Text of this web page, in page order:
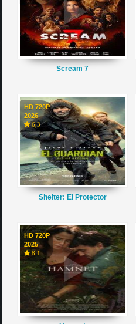
Scream 7
HD 720P
2026
6,3
Shelter: El Protector
HD 720P
2025
8,1